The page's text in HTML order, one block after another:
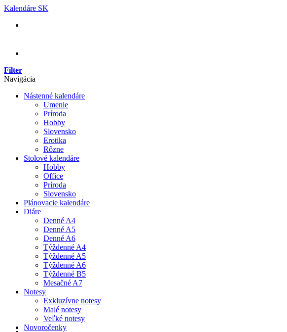
Skip
content
Kalendáre SK
Filter
Navigácia
Nástenné kalendáre
Umenie
Príroda
Hobby
Slovensko
Erotika
Rôzne
Stolové kalendáre
Hobby
Office
Príroda
Slovensko
Plánovacie kalendáre
Diáre
Denné A4
Denné A5
Denné A6
Týždenné A4
Týždenné A5
Týždenné A6
Týždenné B5
Mesačné A7
Notesy
Exkluzívne notesy
Malé notesy
Veľké notesy
Novoročenky